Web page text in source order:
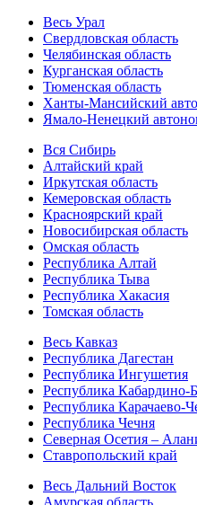
Весь Урал
Свердловская область
Челябинская область
Курганская область
Тюменская область
Ханты-Мансийский
Ямало-Ненецкий
Вся Сибирь
Алтайский край
Иркутская область
Кемеровская область
Красноярский край
Новосибирская область
Омская область
Республика Алтай
Республика Тыва
Республика Хакасия
Томская область
Весь Кавказ
Республика Дагестан
Республика Ингушетия
Республика Кабардино-
Республика Карачаево-
Республика Чечня
Северная Осетия –
Ставропольский край
Весь Дальний Восток
Амурская область